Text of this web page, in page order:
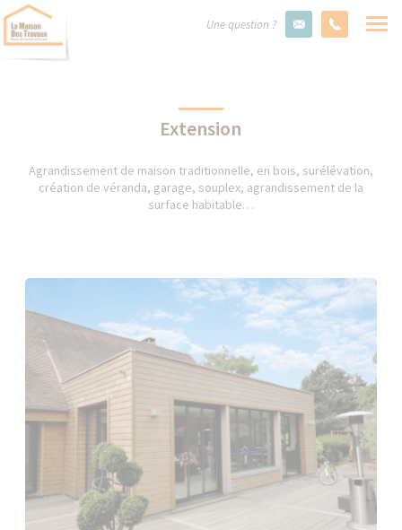
Une question ?
Extension
Agrandissement de maison traditionnelle, en bois, surélévation,
création de véranda, garage, souplex, agrandissement de la
surface habitable…